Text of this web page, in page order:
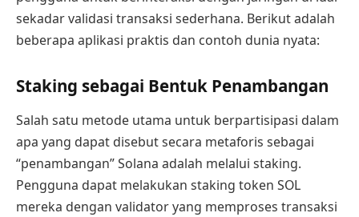
sekadar validasi transaksi sederhana. Berikut adalah
beberapa aplikasi praktis dan contoh dunia nyata:
Staking sebagai Bentuk Penambangan
Salah satu metode utama untuk berpartisipasi dalam
apa yang dapat disebut secara metaforis sebagai
“penambangan” Solana adalah melalui staking.
Pengguna dapat melakukan staking token SOL
mereka dengan validator yang memproses transaksi